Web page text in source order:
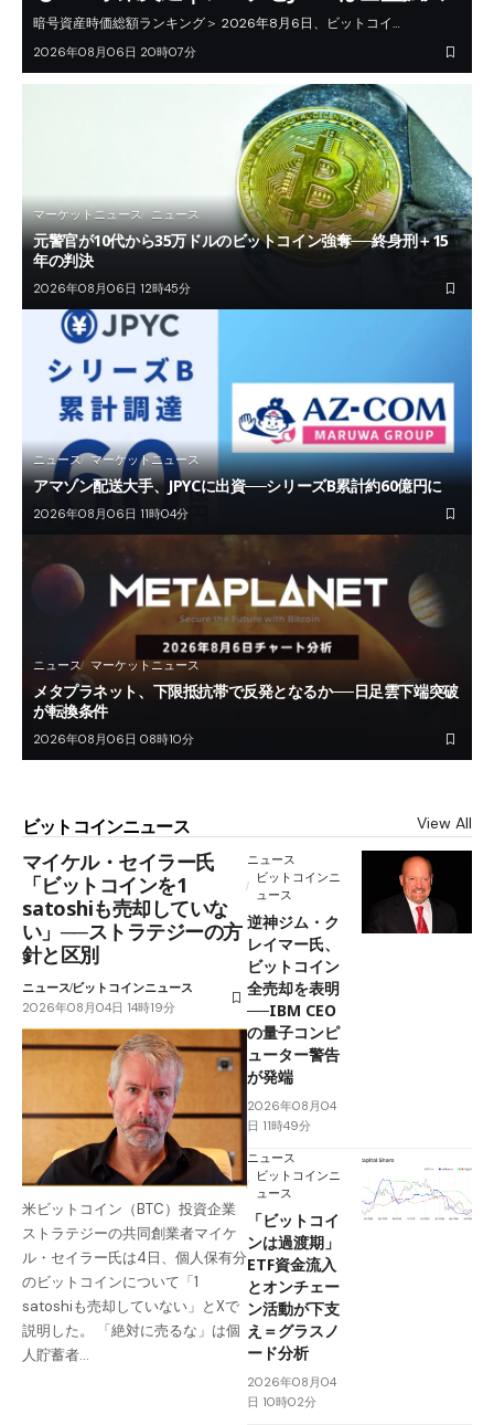
暗号資産時価総額ランキング＞ 2026年8月6日、ビットコイ…
2026年08月06日 20時07分
マーケットニュース ニュース
元警官が10代から35万ドルのビットコイン強奪──終身刑＋15
年の判決
2026年08月06日 12時45分
ニュース マーケットニュース
アマゾン配送大手、JPYCに出資──シリーズB累計約60億円に
2026年08月06日 11時04分
ニュース マーケットニュース
メタプラネット、下限抵抗帯で反発となるか──日足雲下端突破
が転換条件
2026年08月06日 08時10分
ビットコインニュース View All
マイケル・セイラー氏
「ビットコインを1
satoshiも売却していな
い」──ストラテジーの方
針と区別
ニュースビットコインニュース
2026年08月04日 14時19分
米ビットコイン（BTC）投資企業
ストラテジーの共同創業者マイケ
ル・セイラー氏は4日、個人保有分
のビットコインについて「1
satoshiも売却していない」とXで
説明した。 「絶対に売るな」は個
人貯蓄者…
ニュース
ビットコインニ
ュース
逆神ジム・ク
レイマー氏、
ビットコイン
全売却を表明
──IBM CEO
の量子コンピ
ューター警告
が発端
2026年08月04
日 11時49分
ニュース
ビットコインニ
ュース
「ビットコイ
ンは過渡期」
ETF資金流入
とオンチェー
ン活動が下支
え＝グラスノ
ード分析
2026年08月04
日 10時02分